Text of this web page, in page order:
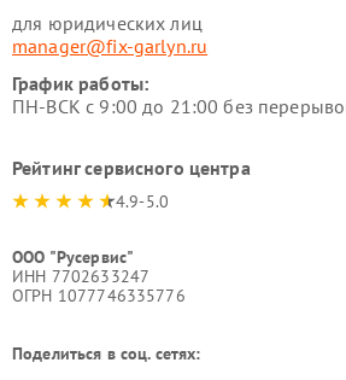
для юридических лиц
manager@fix-garlyn.ru
График работы:
ПН-ВСК с 9:00 до 21:00 без
Рейтинг сервисного центра
4.9-5.0
ООО "Русервис"
ИНН 7702633247
ОГРН 1077746335776
Поделиться в соц. сетях: